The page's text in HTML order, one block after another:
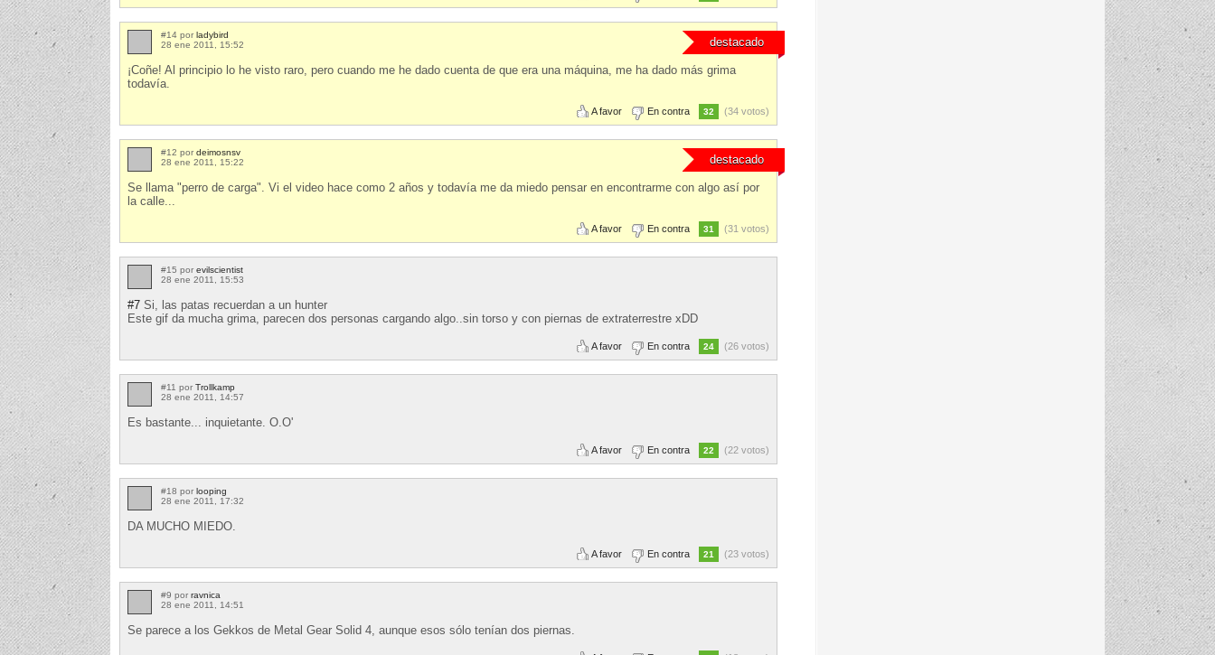
destacado
#14 por ladybird
28 ene 2011, 15:52
¡Coñe! Al principio lo he visto raro, pero cuando me he dado cuenta de que era una máquina, me ha dado más grima
todavía.
A favor En contra 32 (34 votos)
destacado
#12 por deimosnsv
28 ene 2011, 15:22
Se llama "perro de carga". Vi el video hace como 2 años y todavía me da miedo pensar en encontrarme con algo así por
la calle...
A favor En contra 31 (31 votos)
#15 por evilscientist
28 ene 2011, 15:53
#7 Si, las patas recuerdan a un hunter
Este gif da mucha grima, parecen dos personas cargando algo..sin torso y con piernas de extraterrestre xDD
A favor En contra 24 (26 votos)
#11 por Trollkamp
28 ene 2011, 14:57
Es bastante... inquietante. O.O'
A favor En contra 22 (22 votos)
#18 por looping
28 ene 2011, 17:32
DA MUCHO MIEDO.
A favor En contra 21 (23 votos)
#9 por ravnica
28 ene 2011, 14:51
Se parece a los Gekkos de Metal Gear Solid 4, aunque esos sólo tenían dos piernas.